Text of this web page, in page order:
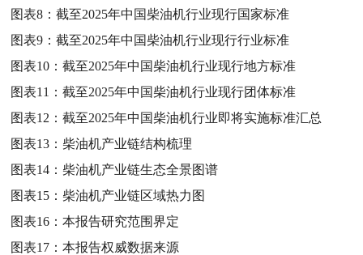
图表8：截至2025年中国柴油机行业现行国家标准
图表9：截至2025年中国柴油机行业现行行业标准
图表10：截至2025年中国柴油机行业现行地方标准
图表11：截至2025年中国柴油机行业现行团体标准
图表12：截至2025年中国柴油机行业即将实施标准汇总
图表13： 柴油机产业链结构梳理
图表14： 柴油机产业链生态全景图谱
图表15： 柴油机产业链区域热力图
图表16：本报告研究范围界定
图表17：本报告权威数据来源